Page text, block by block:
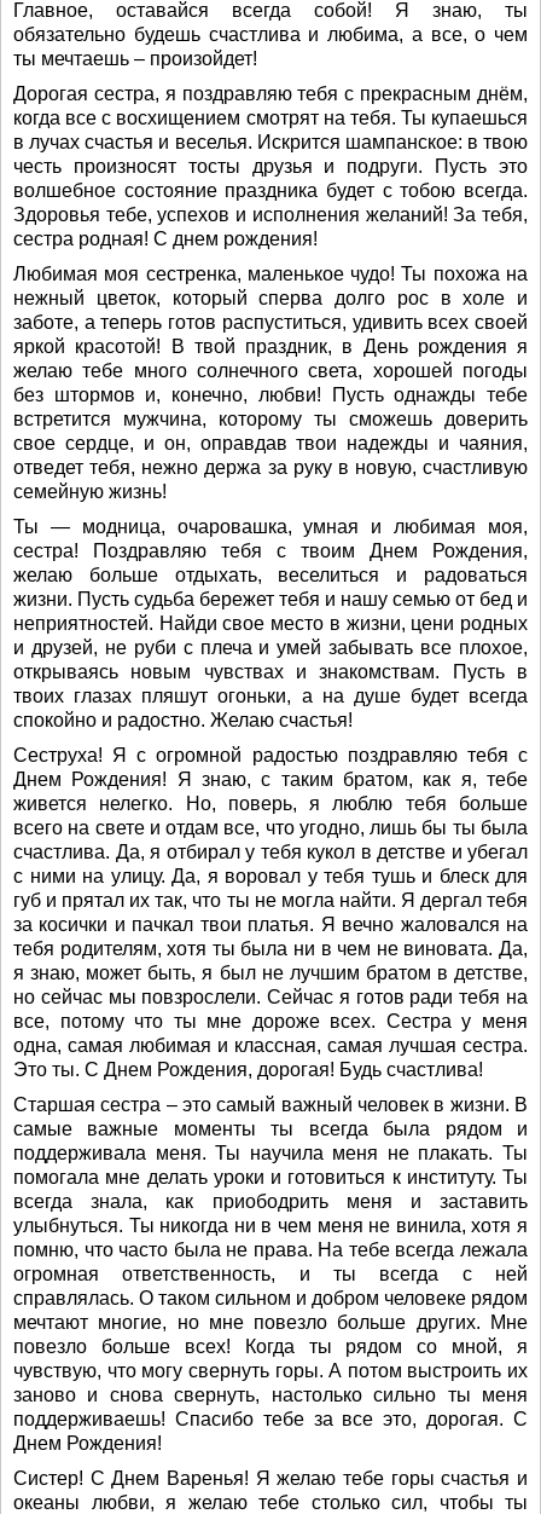
Главное, оставайся всегда собой! Я знаю, ты
обязательно будешь счастлива и любима, а все, о чем
ты мечтаешь – произойдет!
Дорогая сестра, я поздравляю тебя с прекрасным днём,
когда все с восхищением смотрят на тебя. Ты купаешься
в лучах счастья и веселья. Искрится шампанское: в твою
честь произносят тосты друзья и подруги. Пусть это
волшебное состояние праздника будет с тобою всегда.
Здоровья тебе, успехов и исполнения желаний! За тебя,
сестра родная! С днем рождения!
Любимая моя сестренка, маленькое чудо! Ты похожа на
нежный цветок, который сперва долго рос в холе и
заботе, а теперь готов распуститься, удивить всех своей
яркой красотой! В твой праздник, в День рождения я
желаю тебе много солнечного света, хорошей погоды
без штормов и, конечно, любви! Пусть однажды тебе
встретится мужчина, которому ты сможешь доверить
свое сердце, и он, оправдав твои надежды и чаяния,
отведет тебя, нежно держа за руку в новую, счастливую
семейную жизнь!
Ты — модница, очаровашка, умная и любимая моя,
сестра! Поздравляю тебя с твоим Днем Рождения,
желаю больше отдыхать, веселиться и радоваться
жизни. Пусть судьба бережет тебя и нашу семью от бед и
неприятностей. Найди свое место в жизни, цени родных
и друзей, не руби с плеча и умей забывать все плохое,
открываясь новым чувствах и знакомствам. Пусть в
твоих глазах пляшут огоньки, а на душе будет всегда
спокойно и радостно. Желаю счастья!
Сеструха! Я с огромной радостью поздравляю тебя с
Днем Рождения! Я знаю, с таким братом, как я, тебе
живется нелегко. Но, поверь, я люблю тебя больше
всего на свете и отдам все, что угодно, лишь бы ты была
счастлива. Да, я отбирал у тебя кукол в детстве и убегал
с ними на улицу. Да, я воровал у тебя тушь и блеск для
губ и прятал их так, что ты не могла найти. Я дергал тебя
за косички и пачкал твои платья. Я вечно жаловался на
тебя родителям, хотя ты была ни в чем не виновата. Да,
я знаю, может быть, я был не лучшим братом в детстве,
но сейчас мы повзрослели. Сейчас я готов ради тебя на
все, потому что ты мне дороже всех. Сестра у меня
одна, самая любимая и классная, самая лучшая сестра.
Это ты. С Днем Рождения, дорогая! Будь счастлива!
Старшая сестра – это самый важный человек в жизни. В
самые важные моменты ты всегда была рядом и
поддерживала меня. Ты научила меня не плакать. Ты
помогала мне делать уроки и готовиться к институту. Ты
всегда знала, как приободрить меня и заставить
улыбнуться. Ты никогда ни в чем меня не винила, хотя я
помню, что часто была не права. На тебе всегда лежала
огромная ответственность, и ты всегда с ней
справлялась. О таком сильном и добром человеке рядом
мечтают многие, но мне повезло больше других. Мне
повезло больше всех! Когда ты рядом со мной, я
чувствую, что могу свернуть горы. А потом выстроить их
заново и снова свернуть, настолько сильно ты меня
поддерживаешь! Спасибо тебе за все это, дорогая. С
Днем Рождения!
Систер! С Днем Варенья! Я желаю тебе горы счастья и
океаны любви, я желаю тебе столько сил, чтобы ты